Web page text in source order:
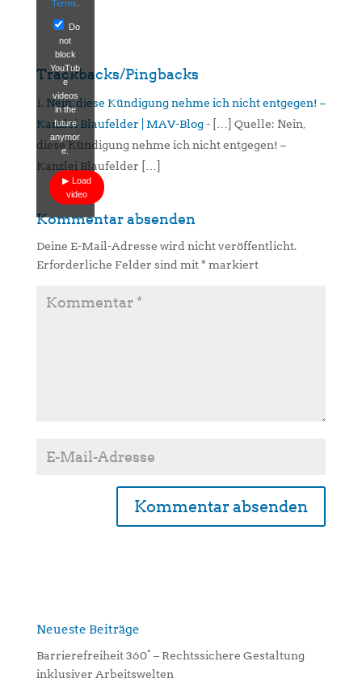
Terms
Do
not
block
YouTub
e
videos
in the
future
anymor
e.
Load
video
Trackbacks/Pingbacks
Nein, diese Kündigung nehme ich nicht entgegen! –
Kanzlei Blaufelder | MAV-Blog- […] Quelle: Nein,
diese Kündigung nehme ich nicht entgegen! –
Kanzlei Blaufelder […]
Kommentar absenden
Deine E-Mail-Adresse wird nicht veröffentlicht.
Erforderliche Felder sind mit* markiert
n
Neueste Beiträge
Barrierefreiheit 360° – Rechtssichere Gestaltung
inklusiver Arbeitswelten